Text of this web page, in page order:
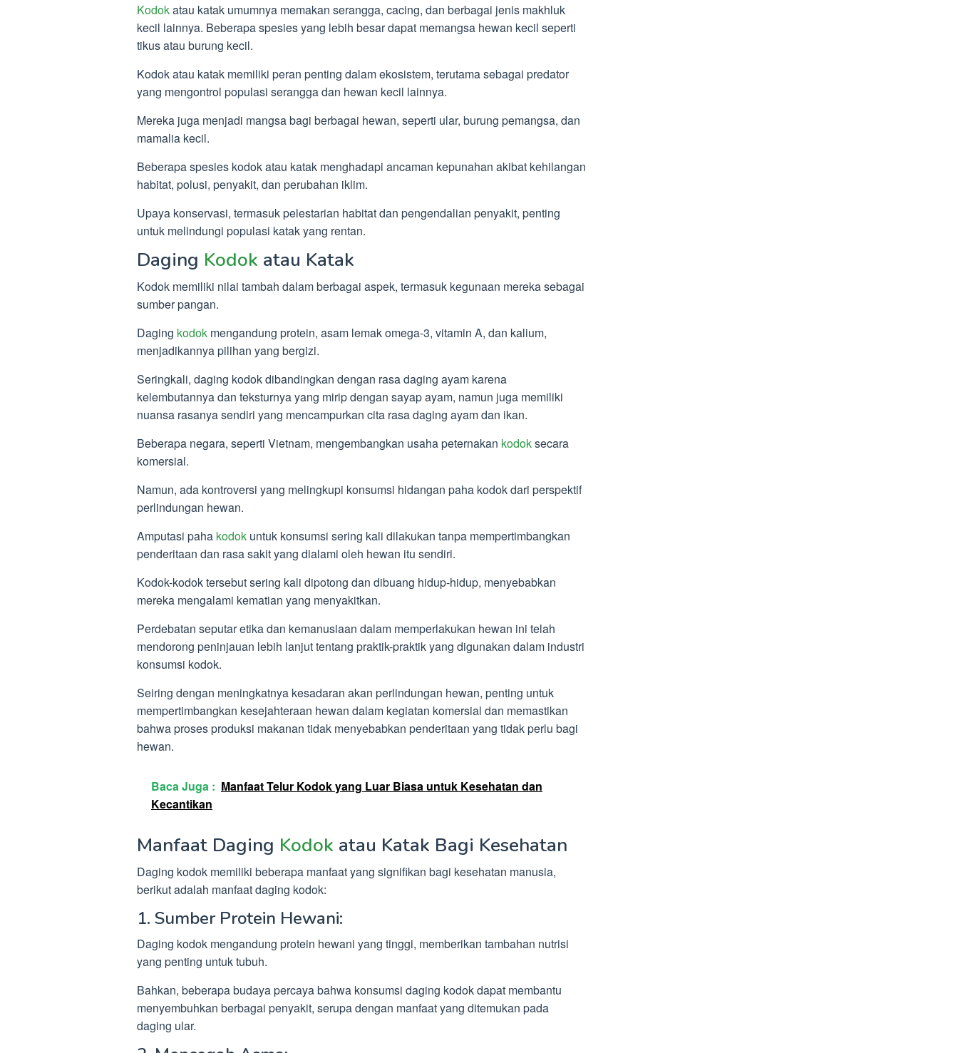
Kodokatau katak umumnya memakan serangga, cacing, dan berbagai jenis makhluk
kecil lainnya. Beberapa spesies yang lebih besar dapat memangsa hewan kecil seperti
tikus atau burung kecil.
Kodok atau katak memiliki peran penting dalam ekosistem, terutama sebagai predator
yang mengontrol populasi serangga dan hewan kecil lainnya.
Mereka juga menjadi mangsa bagi berbagai hewan, seperti ular, burung pemangsa, dan
mamalia kecil.
Beberapa spesies kodok atau katak menghadapi ancaman kepunahan akibat kehilangan
habitat, polusi, penyakit, dan perubahan iklim.
Upaya konservasi, termasuk pelestarian habitat dan pengendalian penyakit, penting
untuk melindungi populasi katak yang rentan.
Daging Kodok atau Katak
Kodok memiliki nilai tambah dalam berbagai aspek, termasuk kegunaan mereka sebagai
sumber pangan.
Daging kodok mengandung protein, asam lemak omega-3, vitamin A, dan kalium,
menjadikannya pilihan yang bergizi.
Seringkali, daging kodok dibandingkan dengan rasa daging ayam karena
kelembutannya dan teksturnya yang mirip dengan sayap ayam, namun juga memiliki
nuansa rasanya sendiri yang mencampurkan cita rasa daging ayam dan ikan.
Beberapa negara, seperti Vietnam, mengembangkan usaha peternakan kodoksecara
komersial.
Namun, ada kontroversi yang melingkupi konsumsi hidangan paha kodok dari perspektif
perlindungan hewan.
Amputasi paha kodok untuk konsumsi sering kali dilakukan tanpa mempertimbangkan
penderitaan dan rasa sakit yang dialami oleh hewan itu sendiri.
Kodok-kodok tersebut sering kali dipotong dan dibuang hidup-hidup, menyebabkan
mereka mengalami kematian yang menyakitkan.
Perdebatan seputar etika dan kemanusiaan dalam memperlakukan hewan ini telah
mendorong peninjauan lebih lanjut tentang praktik-praktik yang digunakan dalam industri
konsumsi kodok.
Seiring dengan meningkatnya kesadaran akan perlindungan hewan, penting untuk
mempertimbangkan kesejahteraan hewan dalam kegiatan komersial dan memastikan
bahwa proses produksi makanan tidak menyebabkan penderitaan yang tidak perlu bagi
hewan.
Baca Juga : Manfaat Telur Kodok yang Luar Biasa untuk Kesehatan dan
Kecantikan
Manfaat Daging Kodok atau Katak Bagi Kesehatan
Daging kodok memiliki beberapa manfaat yang signifikan bagi kesehatan manusia,
berikut adalah manfaat daging kodok:
1. Sumber Protein Hewani:
Daging kodok mengandung protein hewani yang tinggi, memberikan tambahan nutrisi
yang penting untuk tubuh.
Bahkan, beberapa budaya percaya bahwa konsumsi daging kodok dapat membantu
menyembuhkan berbagai penyakit, serupa dengan manfaat yang ditemukan pada
daging ular.